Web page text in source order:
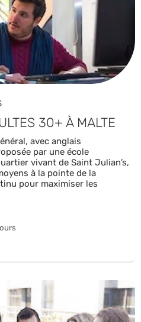
30+ À MALTE
avec anglais
par une école
vivant de Saint Julian’s,
à la pointe de la
pour maximiser les